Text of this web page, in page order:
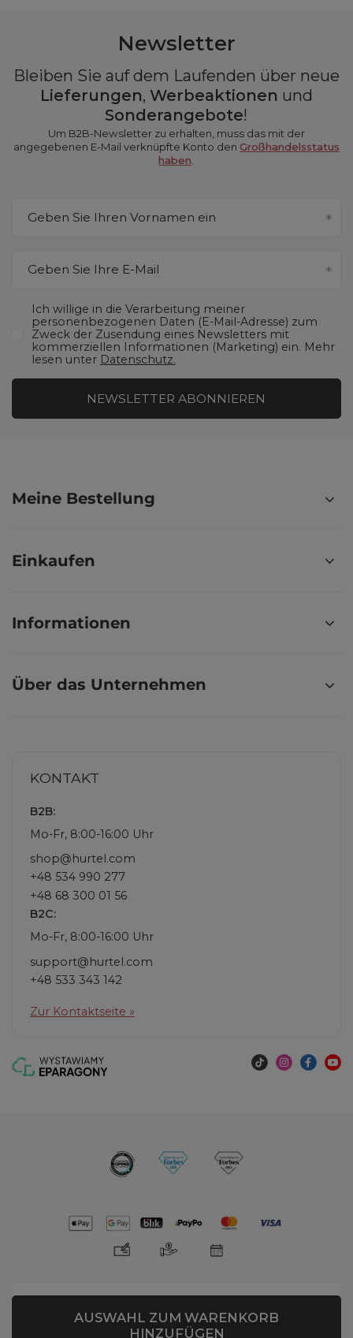
AUSWAHL ZUM WARENKORB
HINZUFÜGEN
Newsletter
Bleiben Sie auf dem Laufenden über neue
Lieferungen, Werbeaktionen und
Sonderangebote!
Um B2B-Newsletter zu erhalten, muss das mit der
angegebenen E-Mail verknüpfte Konto den Großhandelsstatus
haben.
Geben Sie Ihren Vornamen ein
Geben Sie Ihre E-Mail
Ich willige in die Verarbeitung meiner
personenbezogenen Daten (E-Mail-Adresse) zum
Zweck der Zusendung eines Newsletters mit
kommerziellen Informationen (Marketing) ein. Mehr
lesen unter Datenschutz.
NEWSLETTER ABONNIEREN
Meine Bestellung
Einkaufen
Informationen
Über das Unternehmen
KONTAKT
B2B:
Mo-Fr, 8:00-16:00 Uhr
shop@hurtel.com
+48 534 990 277
+48 68 300 01 56
B2C:
Mo-Fr, 8:00-16:00 Uhr
support@hurtel.com
+48 533 343 142
Zur Kontaktseite »